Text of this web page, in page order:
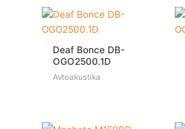
Deaf Bonce DB-
OGO2500.1D
Avtoakustika